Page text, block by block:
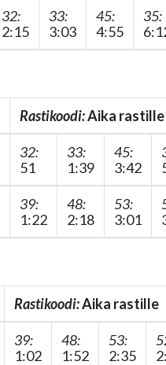
32:
2:15
33:
3:03
45:
4:55
35:
Rastikoodi:Aika rastille
32:
51
33:
1:39
45:
3:42
39:
1:22
48:
2:18
53:
3:01
Rastikoodi:Aika rastille
39:
1:02
48:
1:52
53:
2:35